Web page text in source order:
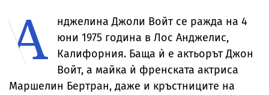
А
нджелина Джоли Войт се ражда на 4
юни 1975 година в Лос Анджелис,
Калифорния. Баща ѝ е актьорът Джон
Войт, а майка ѝ френската актриса
Маршелин Бертран, даже и кръстниците на